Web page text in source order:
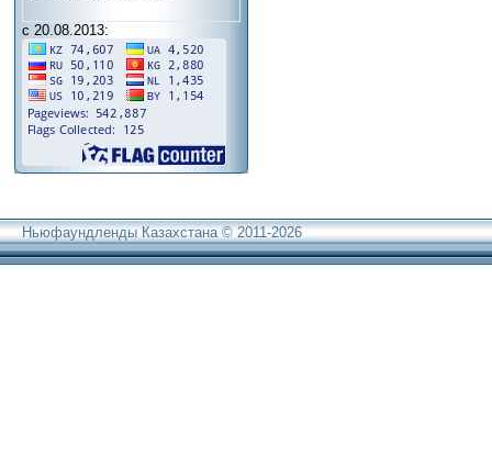
с 20.08.2013:
Ньюфаундленды Казахстана © 2011-2026